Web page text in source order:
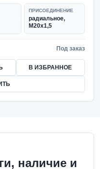
ПРИСОЕДИНЕНИЕ
радиальное,
M20x1,5
Под заказ
В ИЗБРАННОЕ
наличие и